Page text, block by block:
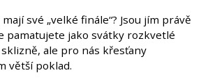
své „velké finále“? Jsou jím právě
pamatujete jako svátky rozkvetlé
ale pro nás křesťany
větší poklad.